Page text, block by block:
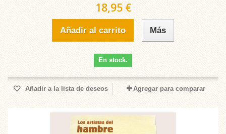
18,95 €
Añadir al carrito Más
En stock.
Añadir a la lista de deseos Agregar para comparar